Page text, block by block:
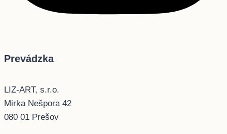
Prevádzka
LIZ-ART, s.r.o.
Mirka Nešpora 42
080 01 Prešov